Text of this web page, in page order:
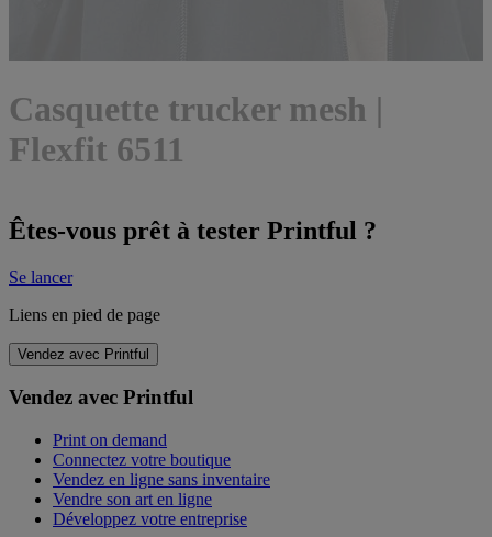
Casquette trucker mesh |
Flexfit 6511
Êtes-vous prêt à tester Printful ?
Se lancer
Liens en pied de page
Vendez avec Printful
Vendez avec Printful
Print on demand
Connectez votre boutique
Vendez en ligne sans inventaire
Vendre son art en ligne
Développez votre entreprise